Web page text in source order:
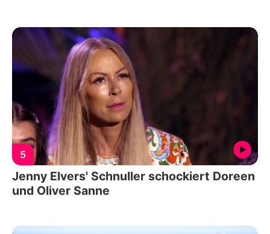
5
Jenny Elvers' Schnuller schockiert Doreen
und Oliver Sanne